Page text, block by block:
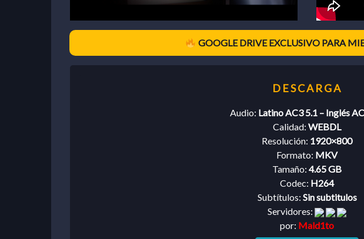
GOOGLE DRIVE EXCLUSIVO PARA
Audio: Latino AC3 5.1 – Inglés
Calidad: WEBDL
Resolución: 1920×800
Formato: MKV
Tamaño: 4.65 GB
Codec: H264
Subtítulos: Sin subtitulos
Servidores:
por: Mald1to